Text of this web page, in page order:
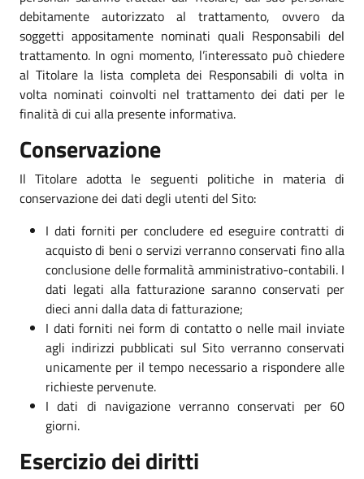
debitamente autorizzato al trattamento, ovvero da
soggetti appositamente nominati quali Responsabili del
trattamento. In ogni momento, l’interessato può chiedere
al Titolare la lista completa dei Responsabili di volta in
volta nominati coinvolti nel trattamento dei dati per le
finalità di cui alla presente informativa.
Conservazione
Il Titolare adotta le seguenti politiche in materia di
conservazione dei dati degli utenti del Sito:
I dati forniti per concludere ed eseguire contratti di
acquisto di beni o servizi verranno conservati fino alla
conclusione delle formalità amministrativo-contabili. I
dati legati alla fatturazione saranno conservati per
dieci anni dalla data di fatturazione;
I dati forniti nei form di contatto o nelle mail inviate
agli indirizzi pubblicati sul Sito verranno conservati
unicamente per il tempo necessario a rispondere alle
richieste pervenute.
I dati di navigazione verranno conservati per 60
giorni.
Esercizio dei diritti